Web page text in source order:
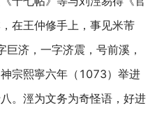
在王仲修手上，事见米芾
济，一字济震，号前溪，
宗熙寧六年（1073）举进
。涇为文务为奇怪语，好进